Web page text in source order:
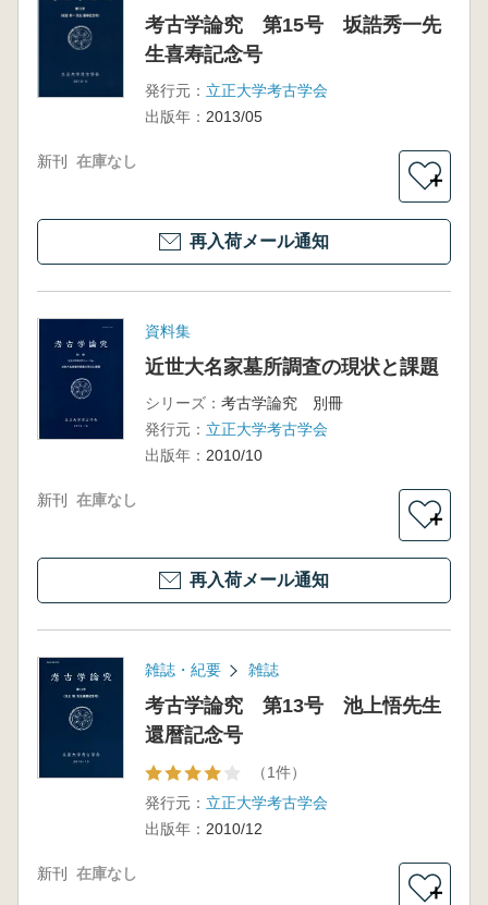
考古学論究 第15号 坂誥秀一先
生喜寿記念号
発行元： 立正大学考古学会
出版年： 2013/05
新刊 在庫なし
＋
再入荷メール通知
資料集
近世大名家墓所調査の現状と課題
シリーズ： 考古学論究 別冊
発行元： 立正大学考古学会
出版年： 2010/10
新刊 在庫なし
＋
再入荷メール通知
雑誌・紀要 雑誌
考古学論究 第13号 池上悟先生
還暦記念号
（1件）
発行元： 立正大学考古学会
出版年： 2010/12
新刊 在庫なし
＋